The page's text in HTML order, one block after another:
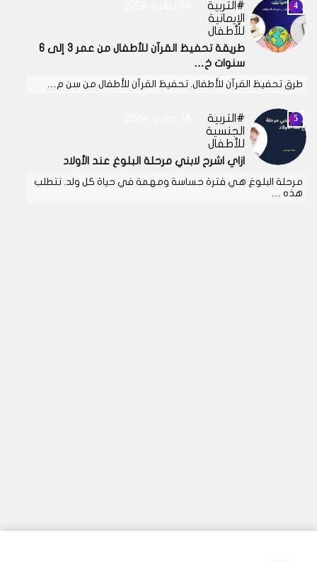
التربية
الإيمانية
للأطفال
طريقة تحفيظ القرآن للأطفال من عمر 3 إلى 6
سنوات خ…
طرق تحفيظ القرآن للأطفال. تحفيظ القرآن للأطفال من سن م…
التربية
الجنسية
للأطفال
ازاي اشرح لابني مرحلة البلوغ عند الأولاد
مرحلة البلوغ هي فترة حساسة ومهمة في حياة كل ولد. تتطلب
هذه …